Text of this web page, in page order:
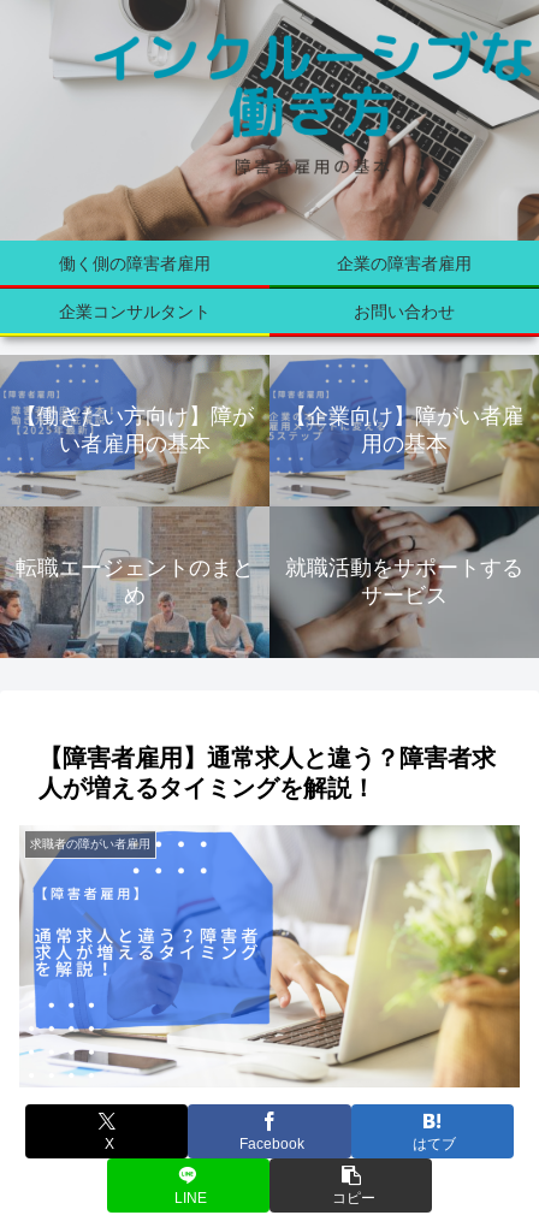
働く側の障害者雇用 企業の障害者雇用
企業コンサルタント お問い合わせ
【働きたい方向け】障が
い者雇用の基本
【企業向け】障がい者雇
用の基本
転職エージェントのまと
め
就職活動をサポートする
サービス
【障害者雇用】通常求人と違う？障害者求
人が増えるタイミングを解説！
求職者の障がい者雇用
X Facebook はてブ
LINE コピー